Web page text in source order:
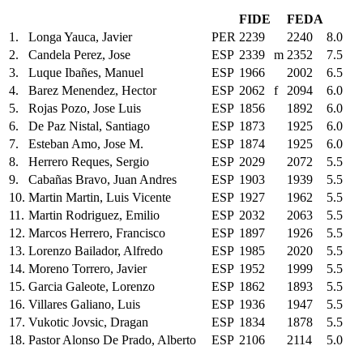
FIDE
FEDA
1.
Longa Yauca, Javier PER 2239 2240
8.0
2.
Candela Perez, Jose ESP 2339 m 2352
7.5
3.
Luque Ibañes, Manuel ESP 1966 2002
6.5
4.
Barez Menendez, Hector ESP 2062 f 2094
6.0
5.
Rojas Pozo, Jose Luis ESP 1856 1892
6.0
6.
De Paz Nistal, Santiago ESP 1873 1925
6.0
7.
Esteban Amo, Jose M. ESP 1874 1925
6.0
8.
Herrero Reques, Sergio ESP 2029 2072
5.5
9.
Cabañas Bravo, Juan Andres ESP 1903 1939
5.5
10. Martin Martin, Luis Vicente ESP 1927 1962
5.5
11. Martin Rodriguez, Emilio ESP 2032 2063
5.5
12. Marcos Herrero, Francisco ESP 1897 1926
5.5
13. Lorenzo Bailador, Alfredo ESP 1985 2020
5.5
14. Moreno Torrero, Javier ESP 1952 1999
5.5
15. Garcia Galeote, Lorenzo ESP 1862 1893
5.5
16. Villares Galiano, Luis ESP 1936 1947
5.5
17. Vukotic Jovsic, Dragan ESP 1834 1878
5.5
18. Pastor Alonso De Prado, Alberto ESP 2106 2114
5.0